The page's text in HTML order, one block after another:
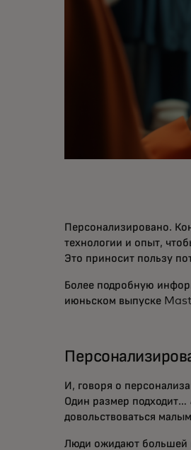
Персонализировано.
технологии и опыт,
Это приносит пользу
Более подробную
июньском выпуске
И, говоря о
Один размер подходит…
довольствоваться
Люди ожидают большей